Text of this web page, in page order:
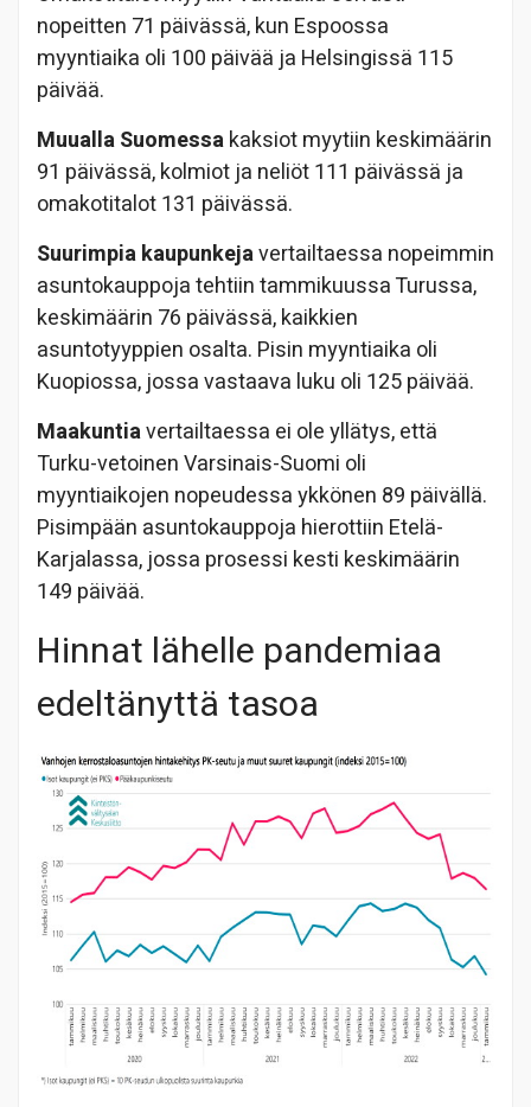
nopeitten 71 päivässä, kun Espoossa
myyntiaika oli 100 päivää ja Helsingissä 115
päivää.
Muualla Suomessakaksiot myytiin keskimäärin
91 päivässä, kolmiot ja neliöt 111 päivässä ja
omakotitalot 131 päivässä.
Suurimpia kaupunkejavertailtaessa nopeimmin
asuntokauppoja tehtiin tammikuussa Turussa,
keskimäärin 76 päivässä, kaikkien
asuntotyyppien osalta. Pisin myyntiaika oli
Kuopiossa, jossa vastaava luku oli 125 päivää.
Maakuntiavertailtaessa ei ole yllätys, että
Turku-vetoinen Varsinais-Suomi oli
myyntiaikojen nopeudessa ykkönen 89 päivällä.
Pisimpään asuntokauppoja hierottiin Etelä-
Karjalassa, jossa prosessi kesti keskimäärin
149 päivää.
Hinnat lähelle pandemiaa
edeltänyttä tasoa